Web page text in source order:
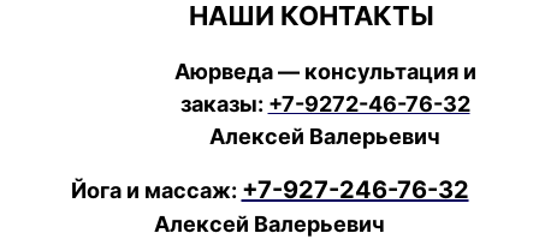
НАШИ КОНТАКТЫ
Аюрведа — консультация и
заказы: +7-9272-46-76-32
Алексей Валерьевич
Йога и массаж: +7-927-246-76-32
Алексей Валерьевич